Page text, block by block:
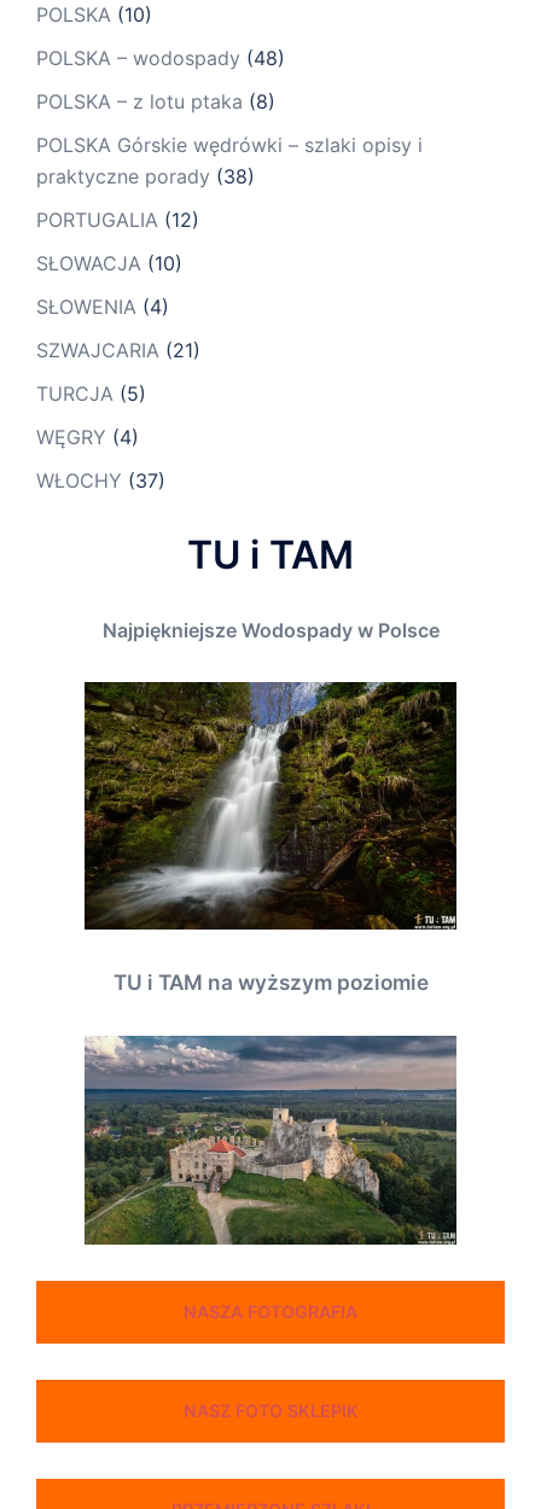
POLSKA (10)
POLSKA – wodospady (48)
POLSKA – z lotu ptaka (8)
POLSKA Górskie wędrówki – szlaki opisy i
praktyczne porady (38)
PORTUGALIA (12)
SŁOWACJA (10)
SŁOWENIA (4)
SZWAJCARIA (21)
TURCJA (5)
WĘGRY (4)
WŁOCHY (37)
TU i TAM
Najpiękniejsze Wodospady w Polsce
TU i TAM na wyższym poziomie
NASZA FOTOGRAFIA
NASZ FOTO SKLEPIK